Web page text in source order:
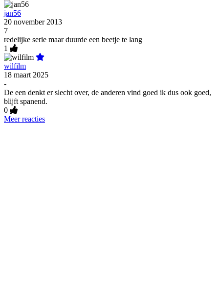
jan56
20 november 2013
7
redelijke serie maar duurde een beetje te lang
1
wilfilm
18 maart 2025
-
De een denkt er slecht over, de anderen vind goed ik dus ook goed,
blijft spanend.
0
Meer reacties